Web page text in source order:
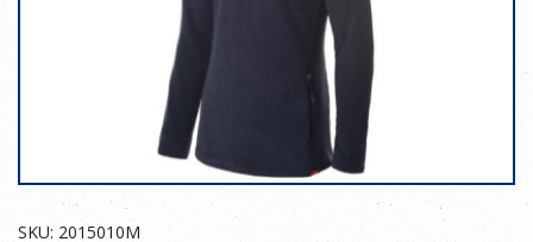
SKU: 2015010M